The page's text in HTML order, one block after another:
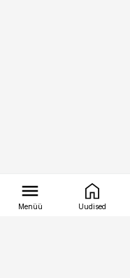
Menüü Uudised